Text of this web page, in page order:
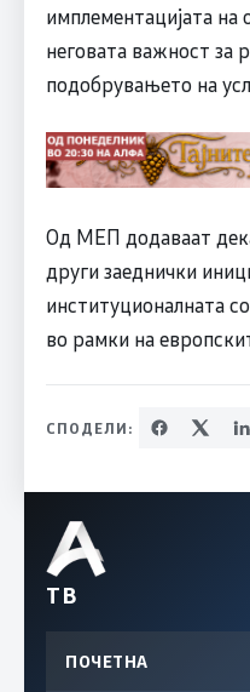
имплементацијата на
неговата важност за
подобрувањето на
Од МЕП додаваат
други заеднички
институционалната
во рамки на
СПОДЕЛИ:
ТВ
ПОЧЕТНА